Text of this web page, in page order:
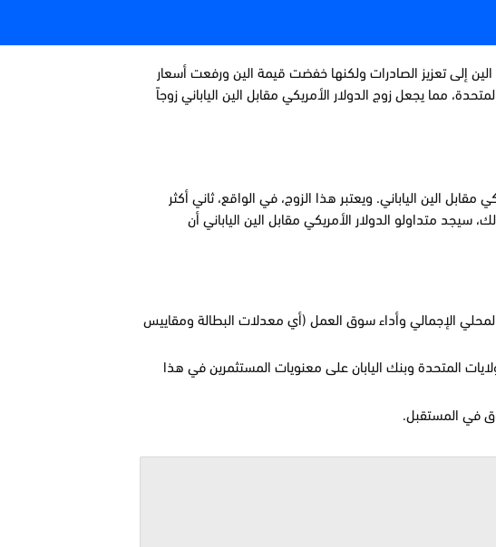
الين إلى تعزيز الصادرات ولكنها خفضت قيمة الين ورفعت أسعار
مما يجعل زوج الدولار الأمريكي مقابل الين الياباني زوجاً
الين الياباني. ويعتبر هذا الزوج، في الواقع، ثاني أكثر
اليورو مقابل الدولار الأمريكي – حيث يتمتع بحجم تداول يومي يزيد عن 800 مليار دولار. لذلك، سيجد متداولو الدولار الأمريكي مقابل الين الياباني أن
المحلي الإجمالي وأداء سوق العمل (أي معدلات البطالة ومقاييس
المتحدة وبنك اليابان على معنويات المستثمرين في هذا
في المستقبل.